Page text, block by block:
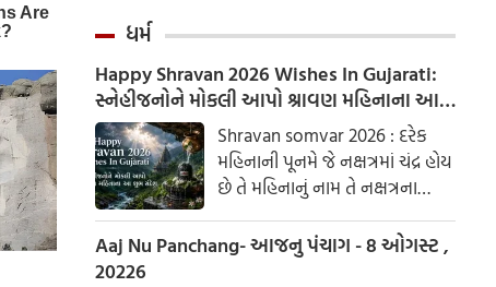
ધર્મ
Happy Shravan 2026 Wishes In Gujarati:
સ્નેહીજનોને મોકલી આપો શ્રાવણ મહિનાના આ
શુભ સંદેશ
Shravan somvar 2026 : દરેક
મહિનાની પૂનમે જે નક્ષત્રમાં ચંદ્ર હોય
છે તે મહિનાનું નામ તે નક્ષત્રના
આધારે રાખવામાં આવ્યું છે. શ્રાવણ
નામ પણ શ્રવણ નક્ષત્રને આધારિત
Aaj Nu Panchang- આજનુ પંચાગ - 8 ઓગસ્ટ ,
20226